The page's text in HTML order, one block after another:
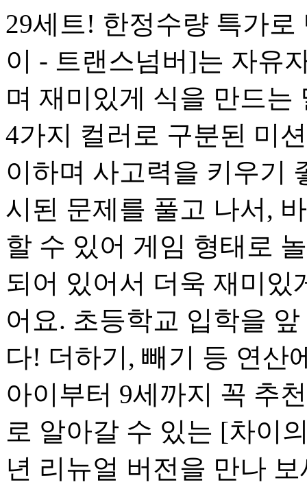
29세트! 한정수량 특가
이 - 트랜스넘버]는 자유
며 재미있게 식을 만드는
4가지 컬러로 구분된 미
이하며 사고력을 키우기
시된 문제를 풀고 나서,
할 수 있어 게임 형태로
되어 있어서 더욱 재미있
어요. 초등학교 입학을
다! 더하기, 빼기 등 연산
아이부터 9세까지 꼭 추
로 알아갈 수 있는 [차이
년 리뉴얼 버전을 만나